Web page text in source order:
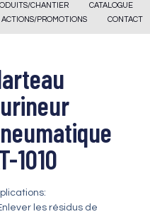
CHANTIER
CATALOGUE
ACTIONS/PROMOTIONS
CONTACT
1010
les résidus de